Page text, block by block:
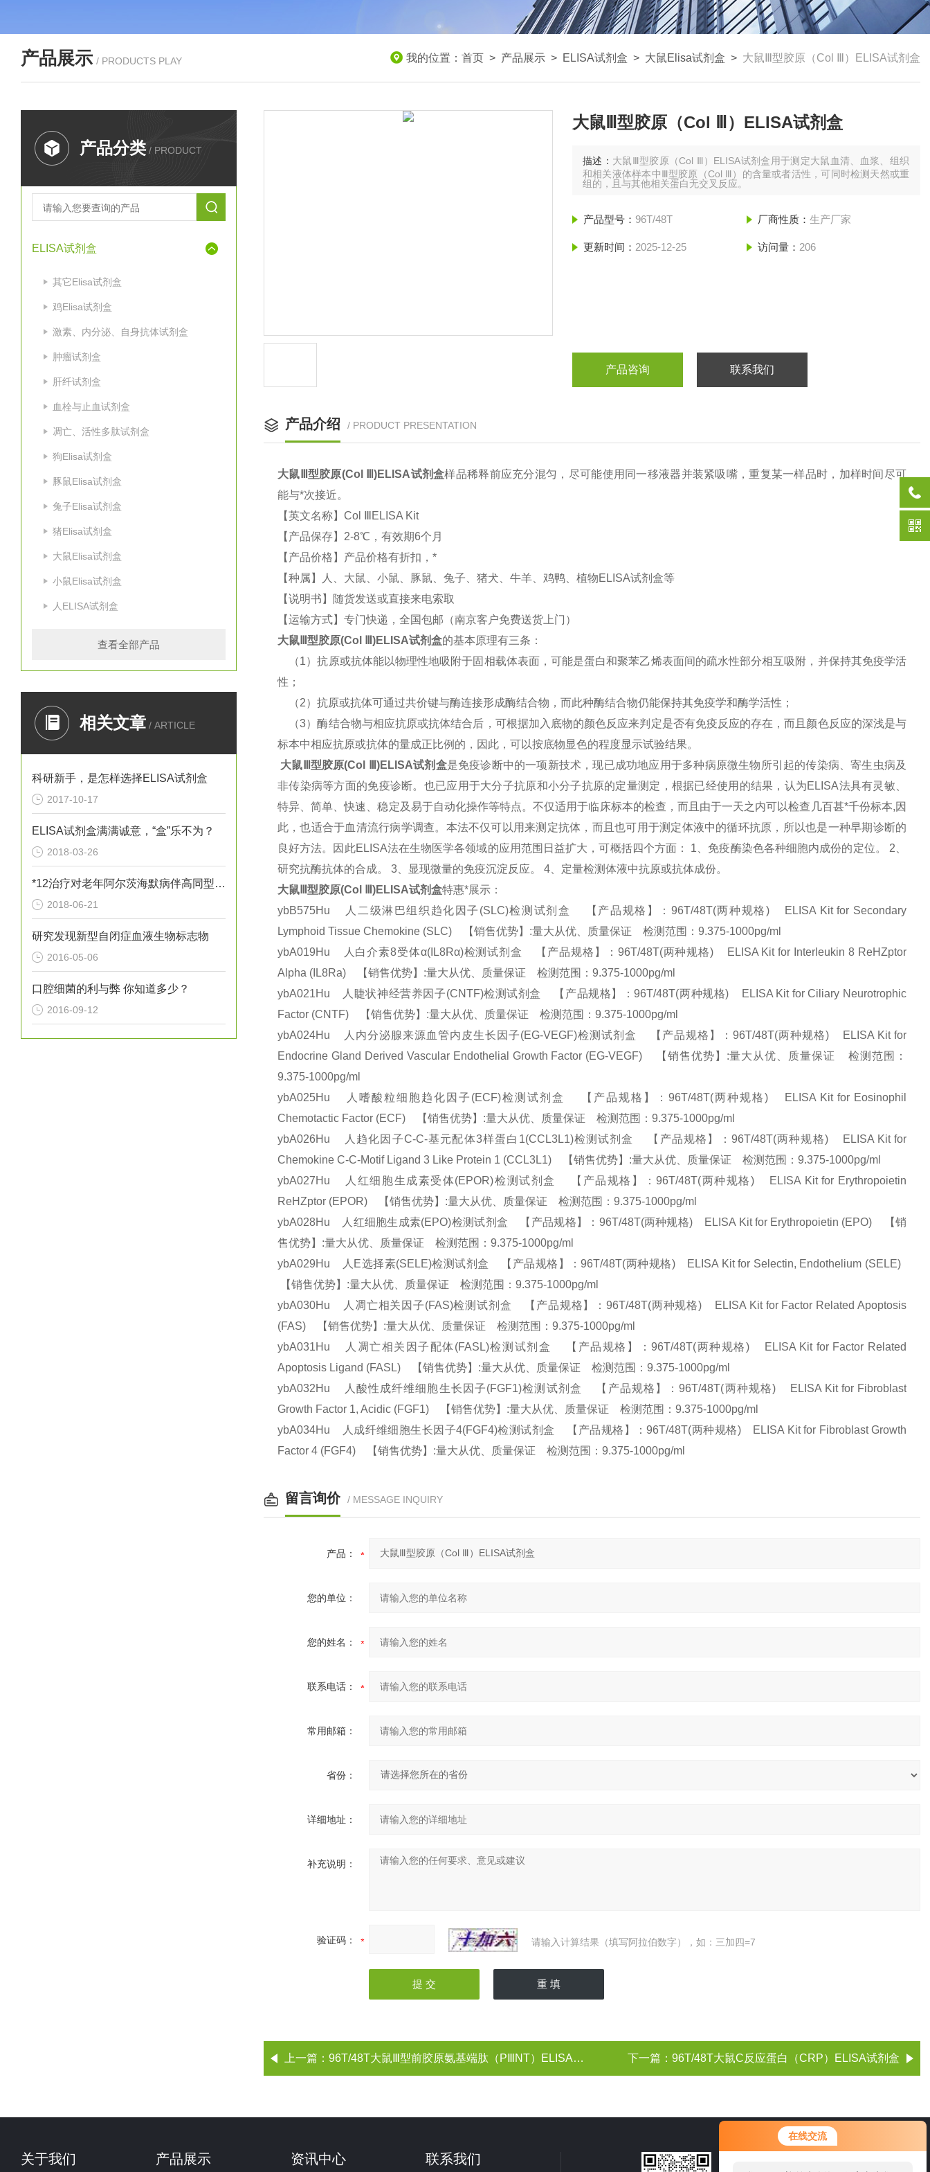
在线交流
您好！欢迎前来咨询，很高兴为您
服务，请问您要咨询什么问题呢？
产品展示 / PRODUCTS PLAY 我的位置： 首页 > 产品展示 > ELISA试剂盒 > 大鼠Elisa试剂盒 > 大鼠Ⅲ型胶原（Col Ⅲ）ELISA试剂盒
产品分类 / PRODUCT
ELISA试剂盒
其它Elisa试剂盒
鸡Elisa试剂盒
激素、内分泌、自身抗体试剂盒
肿瘤试剂盒
肝纤试剂盒
血栓与止血试剂盒
凋亡、活性多肽试剂盒
狗Elisa试剂盒
豚鼠Elisa试剂盒
兔子Elisa试剂盒
猪Elisa试剂盒
大鼠Elisa试剂盒
小鼠Elisa试剂盒
人ELISA试剂盒
查看全部产品
相关文章 / ARTICLE
科研新手，是怎样选择ELISA试剂盒
2017-10-17
ELISA试剂盒满满诚意，“盒”乐不为？
2018-03-26
*12治疗对老年阿尔茨海默病伴高同型半胱胺酸血症患者血清炎性因子
2018-06-21
研究发现新型自闭症血液生物标志物
2016-05-06
口腔细菌的利与弊 你知道多少？
2016-09-12
大鼠Ⅲ型胶原（Col Ⅲ）ELISA试剂盒
描述： 大鼠Ⅲ型胶原（Col Ⅲ）ELISA试剂盒用于测定大鼠血清、血浆、组织
和相关液体样本中Ⅲ型胶原（Col Ⅲ）的含量或者活性，可同时检测天然或重
组的，且与其他相关蛋白无交叉反应。
产品型号： 96T/48T 厂商性质： 生产厂家
更新时间： 2025-12-25 访问量： 206
产品咨询 联系我们
产品介绍 / PRODUCT PRESENTATION
大鼠 Ⅲ型胶原(Col Ⅲ)ELISA试剂盒样品稀释前应充分混匀，尽可能使用同一移液器并装紧吸嘴，重复某一样品时，加样时间尽可
能与*次接近。
【英文名称】 Col Ⅲ
ELISA Kit
【产品保存】2-8℃，有效期6个月
【产品价格】产品价格有折扣，*
【种属】人、大鼠、小鼠、豚鼠、兔子、猪犬、牛羊、鸡鸭、植物ELISA试剂盒等
【说明书】随货发送或直接来电索取
【运输方式】专门快递，全国包邮（南京客户免费送货上门）
大鼠 Ⅲ型胶原(Col Ⅲ)ELISA试剂盒的基本原理有三条：
（1）抗原或抗体能以物理性地吸附于固相载体表面，可能是蛋白和聚苯乙烯表面间的疏水性部分相互吸附，并保持其免疫学活
性；
（2）抗原或抗体可通过共价键与酶连接形成酶结合物，而此种酶结合物仍能保持其免疫学和酶学活性；
（3）酶结合物与相应抗原或抗体结合后，可根据加入底物的颜色反应来判定是否有免疫反应的存在，而且颜色反应的深浅是与
标本中相应抗原或抗体的量成正比例的，因此，可以按底物显色的程度显示试验结果。
大鼠 Ⅲ型胶原(Col Ⅲ)ELISA试剂盒是免疫诊断中的一项新技术，现已成功地应用于多种病原微生物所引起的传染病、寄生虫病及
非传染病等方面的免疫诊断。也已应用于大分子抗原和小分子抗原的定量测定，根据已经使用的结果，认为ELISA法具有灵敏、
特异、简单、快速、稳定及易于自动化操作等特点。不仅适用于临床标本的检查，而且由于一天之内可以检查几百甚*千份标本,因
此，也适合于血清流行病学调查。本法不仅可以用来测定抗体，而且也可用于测定体液中的循环抗原，所以也是一种早期诊断的
良好方法。因此ELISA法在生物医学各领域的应用范围日益扩大，可概括四个方面： 1、免疫酶染色各种细胞内成份的定位。 2、
研究抗酶抗体的合成。 3、显现微量的免疫沉淀反应。 4、定量检测体液中抗原或抗体成份。
大鼠 Ⅲ型胶原(Col Ⅲ)ELISA试剂盒特惠*展示：
ybB575Hu 人二级淋巴组织趋化因子(SLC)检测试剂盒 【产品规格】：96T/48T(两种规格) ELISA Kit for Secondary
Lymphoid Tissue Chemokine (SLC) 【销售优势】:量大从优、质量保证 检测范围：9.375-1000pg/ml
ybA019Hu 人白介素8受体α(IL8Rα)检测试剂盒 【产品规格】：96T/48T(两种规格) ELISA Kit for Interleukin 8 ReHZptor
Alpha (IL8Ra) 【销售优势】:量大从优、质量保证 检测范围：9.375-1000pg/ml
ybA021Hu 人睫状神经营养因子(CNTF)检测试剂盒 【产品规格】：96T/48T(两种规格) ELISA Kit for Ciliary Neurotrophic
Factor (CNTF) 【销售优势】:量大从优、质量保证 检测范围：9.375-1000pg/ml
ybA024Hu 人内分泌腺来源血管内皮生长因子(EG-VEGF)检测试剂盒 【产品规格】：96T/48T(两种规格) ELISA Kit for
Endocrine Gland Derived Vascular Endothelial Growth Factor (EG-VEGF) 【销售优势】:量大从优、质量保证 检测范围：
9.375-1000pg/ml
ybA025Hu 人嗜酸粒细胞趋化因子(ECF)检测试剂盒 【产品规格】：96T/48T(两种规格) ELISA Kit for Eosinophil
Chemotactic Factor (ECF) 【销售优势】:量大从优、质量保证 检测范围：9.375-1000pg/ml
ybA026Hu 人趋化因子C-C-基元配体3样蛋白1(CCL3L1)检测试剂盒 【产品规格】：96T/48T(两种规格) ELISA Kit for
Chemokine C-C-Motif Ligand 3 Like Protein 1 (CCL3L1) 【销售优势】:量大从优、质量保证 检测范围：9.375-1000pg/ml
ybA027Hu 人红细胞生成素受体(EPOR)检测试剂盒 【产品规格】：96T/48T(两种规格) ELISA Kit for Erythropoietin
ReHZptor (EPOR) 【销售优势】:量大从优、质量保证 检测范围：9.375-1000pg/ml
ybA028Hu 人红细胞生成素(EPO)检测试剂盒 【产品规格】：96T/48T(两种规格) ELISA Kit for Erythropoietin (EPO) 【销
售优势】:量大从优、质量保证 检测范围：9.375-1000pg/ml
ybA029Hu 人E选择素(SELE)检测试剂盒 【产品规格】：96T/48T(两种规格) ELISA Kit for Selectin, Endothelium (SELE)
【销售优势】:量大从优、质量保证 检测范围：9.375-1000pg/ml
ybA030Hu 人凋亡相关因子(FAS)检测试剂盒 【产品规格】：96T/48T(两种规格) ELISA Kit for Factor Related Apoptosis
(FAS) 【销售优势】:量大从优、质量保证 检测范围：9.375-1000pg/ml
ybA031Hu 人凋亡相关因子配体(FASL)检测试剂盒 【产品规格】：96T/48T(两种规格) ELISA Kit for Factor Related
Apoptosis Ligand (FASL) 【销售优势】:量大从优、质量保证 检测范围：9.375-1000pg/ml
ybA032Hu 人酸性成纤维细胞生长因子(FGF1)检测试剂盒 【产品规格】：96T/48T(两种规格) ELISA Kit for Fibroblast
Growth Factor 1, Acidic (FGF1) 【销售优势】:量大从优、质量保证 检测范围：9.375-1000pg/ml
ybA034Hu 人成纤维细胞生长因子4(FGF4)检测试剂盒 【产品规格】：96T/48T(两种规格) ELISA Kit for Fibroblast Growth
Factor 4 (FGF4) 【销售优势】:量大从优、质量保证 检测范围：9.375-1000pg/ml
留言询价 / MESSAGE INQUIRY
产品：
您的单位：
您的姓名：
联系电话：
常用邮箱：
省份：
详细地址：
补充说明：
验证码： 请输入计算结果（填写阿拉伯数字），如：三加四=7
上一篇： 96T/48T大鼠Ⅲ型前胶原氨基端肽（PⅢNT）ELISA试剂盒 下一篇： 96T/48T大鼠C反应蛋白（CRP）ELISA试剂盒
关于我们 产品展示 资讯中心 联系我们 021-60514606